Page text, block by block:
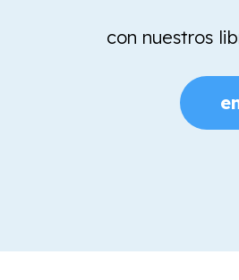
con nuestros